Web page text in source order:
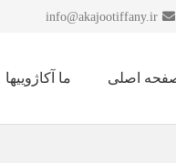
info@akajootiffany.ir
اصلی ما آکاژوییها